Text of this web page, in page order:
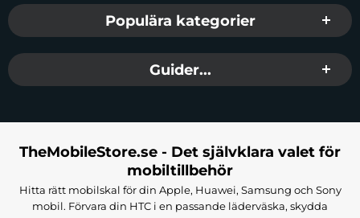
Populära kategorier
Guider...
TheMobileStore.se - Det självklara valet för
mobiltillbehör
Hitta rätt mobilskal för din Apple, Huawei, Samsung och Sony
mobil. Förvara din HTC i en passande läderväska, skydda